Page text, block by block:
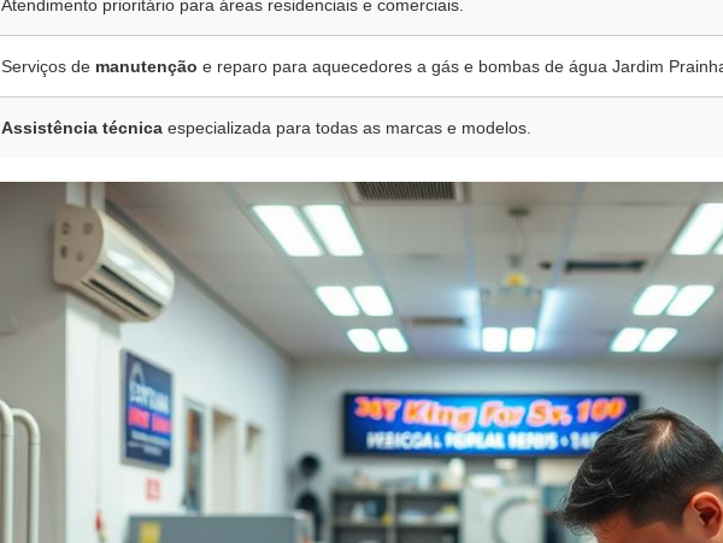
Atendimento prioritário para áreas residenciais e comerciais.
Serviços de manutenção e reparo para aquecedores a gás e bombas de água Jardim
Assistência técnica especializada para todas as marcas e modelos.